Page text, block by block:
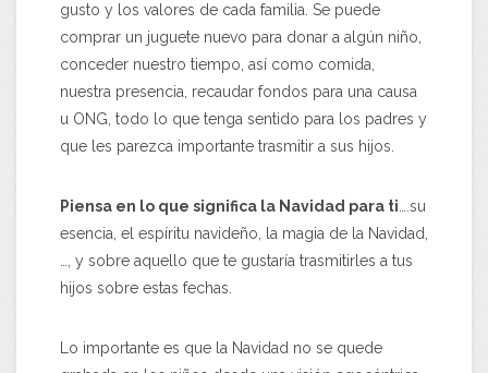
gusto y los valores de cada familia. Se puede
comprar un juguete nuevo para donar a algún niño,
conceder nuestro tiempo, así como comida,
nuestra presencia, recaudar fondos para una causa
u ONG, todo lo que tenga sentido para los padres y
que les parezca importante trasmitir a sus hijos.
Piensa en lo que significa la Navidad para ti ….su
esencia, el espíritu navideño, la magia de la Navidad,
…, y sobre aquello que te gustaría trasmitirles a tus
hijos sobre estas fechas.
Lo importante es que la Navidad no se quede